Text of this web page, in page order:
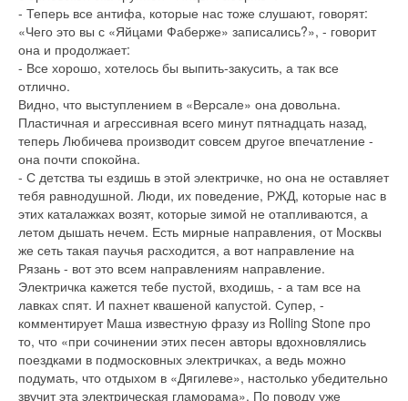
- Теперь все антифа, которые нас тоже слушают, говорят:
«Чего это вы с «Яйцами Фаберже» записались?», - говорит
она и продолжает:
- Все хорошо, хотелось бы выпить-закусить, а так все
отлично.
Видно, что выступлением в «Версале» она довольна.
Пластичная и агрессивная всего минут пятнадцать назад,
теперь Любичева производит совсем другое впечатление -
она почти спокойна.
- С детства ты ездишь в этой электричке, но она не оставляет
тебя равнодушной. Люди, их поведение, РЖД, которые нас в
этих каталажках возят, которые зимой не отапливаются, а
летом дышать нечем. Есть мирные направления, от Москвы
же сеть такая паучья расходится, а вот направление на
Рязань - вот это всем направлениям направление.
Электричка кажется тебе пустой, входишь, - а там все на
лавках спят. И пахнет квашеной капустой. Супер, -
комментирует Маша известную фразу из Rolling Stone про
то, что «при сочинении этих песен авторы вдохновлялись
поездками в подмосковных электричках, а ведь можно
подумать, что отдыхом в «Дягилеве», настолько убедительно
звучит эта электрическая гламорама». По поводу уже